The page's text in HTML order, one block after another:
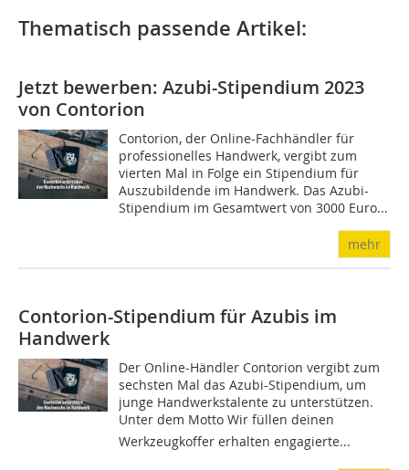
Thematisch passende Artikel:
Jetzt bewerben: Azubi-Stipendium 2023
von Contorion
Contorion, der Online-Fachhändler für
professionelles Handwerk, vergibt zum
vierten Mal in Folge ein Stipendium für
Auszubildende im Handwerk. Das Azubi-
Stipendium im Gesamtwert von 3000 Euro...
mehr
Contorion-Stipendium für Azubis im
Handwerk
Der Online-Händler Contorion vergibt zum
sechsten Mal das Azubi-Stipendium, um
junge Handwerkstalente zu unterstützen.
Unter dem Motto Wir füllen deinen
Werkzeugkoffer erhalten engagierte...